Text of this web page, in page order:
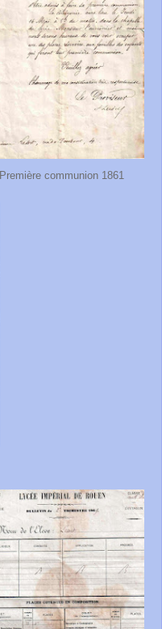
Première communion 1861